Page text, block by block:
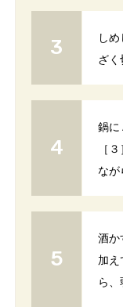
し
ざく
鍋に
［
なが
酒か
加え
ら、